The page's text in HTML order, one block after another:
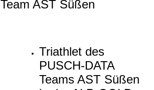
Team AST Süßen
Triathlet des
PUSCH-DATA
Teams AST Süßen